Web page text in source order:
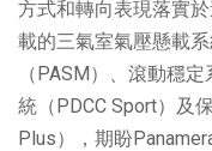
方式和轉向表現落實
載的三氣室氣壓懸載
（PASM）、滾動穩
統（PDCC Sport）及
Plus），期盼